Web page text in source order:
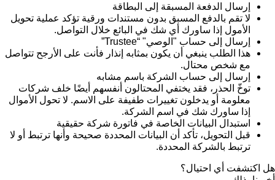
إرسال الدفعة المسبقة إلى البطاقة
لا تقم بالدفع المسبق بدون مستندات ورقية تؤكد عملية تحويل
الأمول إذا ساورك أي شك في البائع خلال التواصل.
إرسال إلى حساب "الوصي" “Trustee”
هذا الطلب ينبغي أن يكون بمثابه إنذار فأنت على الأرجح تتواصل
مع شخص محتال.
إرسال إلى حساب الشركة باسم مشابه
توخّ الحذر، فقد يختفي المحتالون أنفسهم أيضًا خلف شركات
معلومة أو يدخلون تغييرات طفيفة على الاسم. لا تحول الأموال
إذا ساورك شك في اسم الشركة.
استبدال البيانات الخاصة في فاتورة شركة حقيقية
قبل التحويل، تأكد أن البيانات المحددة صحيحة وأنها ترتبط أو لا
ترتبط بالشركة المحددة.
هل اكتشفت أي احتيال؟